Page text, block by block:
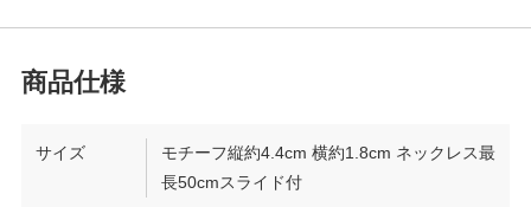
サイズ
モチーフ縦約4.4cm 横約1.8cm ネックレス最
長50cmスライド付